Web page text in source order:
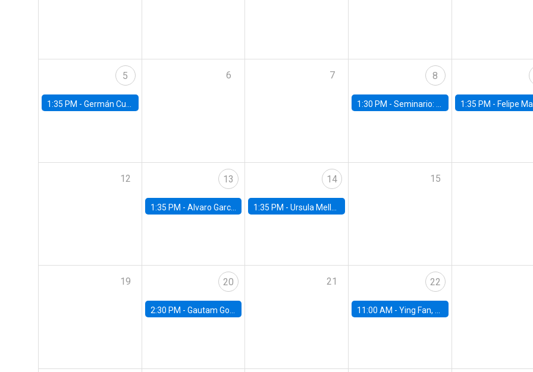
5
1:35 PM - Germán Cubas, University of Houston
6 7 8
1:30 PM -Seminario: “Recuperando la humanidad para progresar en la era de la IA» 1:35 PM - Felipe Martínez, alumno Doctorado en
12 13
1:35 PM - Alvaro Garcia-Marin, Universidad de Los Andes
14
1:35 PM -Ursula Mello, Insper - Institute of Education and Research
15
19 20
2:30 PM - Gautam Gowrisankaran, Columbia University
21 22
11:00 AM -Ying Fan, University of Michigan